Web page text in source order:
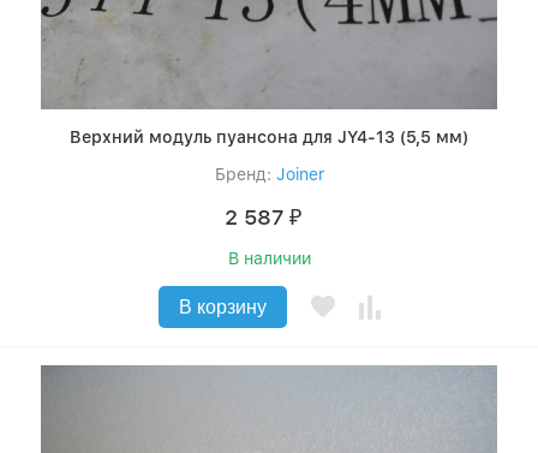
Верхний модуль пуансона для JY4-13 (5,5 мм)
Бренд: Joiner
2 587 ₽
В наличии
В корзину